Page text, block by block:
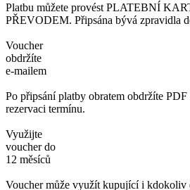
Platbu můžete provést PLATEBNÍ
PŘEVODEM. Připsána bývá zpravidla
Voucher
obdržíte
e-mailem
Po připsání platby obratem obdržíte
rezervaci termínu.
Využijte
voucher do
12 měsíců
Voucher může využít kupující i kdokoliv